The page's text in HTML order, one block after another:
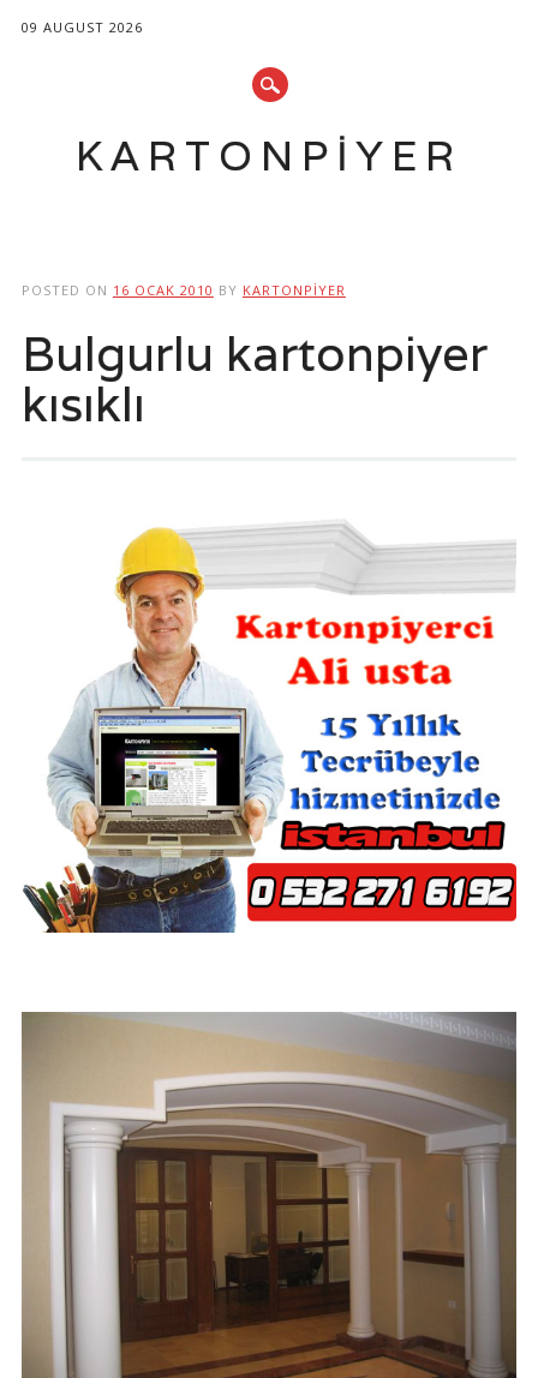
09 AUGUST 2026
KARTONPIYER
POSTED ON 16 OCAK 2010 BY KARTONPIYER
Bulgurlu kartonpiyer
kısıklı